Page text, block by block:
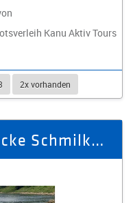
Kanu Aktiv Tours
2x vorhanden
Paddeln auf der Strecke Schmilka nach Wehlen für 8 Personen